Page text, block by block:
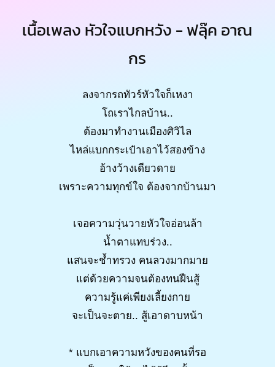
เนื้อเพลง หัวใจแบกหวัง - ฟลุ๊ค อาณ
กร
ลงจากรถทัวร์หัวใจก็เหงา
โถเราไกลบ้าน..
ต้องมาทำงานเมืองศิวิไล
ไหล่แบกกระเป๋าเอาไว้สองข้าง
อ้างว้างเดียวดาย
เพราะความทุกข์ใจ ต้องจากบ้านมา
เจอความวุ่นวายหัวใจอ่อนล้า
น้ำตาแทบร่วง..
แสนจะช้ำทรวง คนลวงมากมาย
แต่ด้วยความจนต้องทนฝืนสู้
ความรู้แค่เพียงเลี้ยงกาย
จะเป็นจะตาย.. สู้เอาดาบหน้า
* แบกเอาความหวังของคนที่รอ